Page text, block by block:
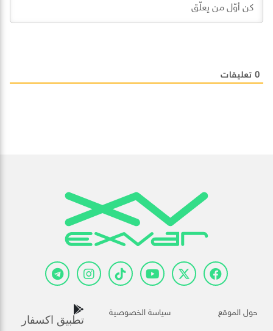
0 تعليقات
حول الموقع سياسة الخصوصية
تطبيق اكسفار